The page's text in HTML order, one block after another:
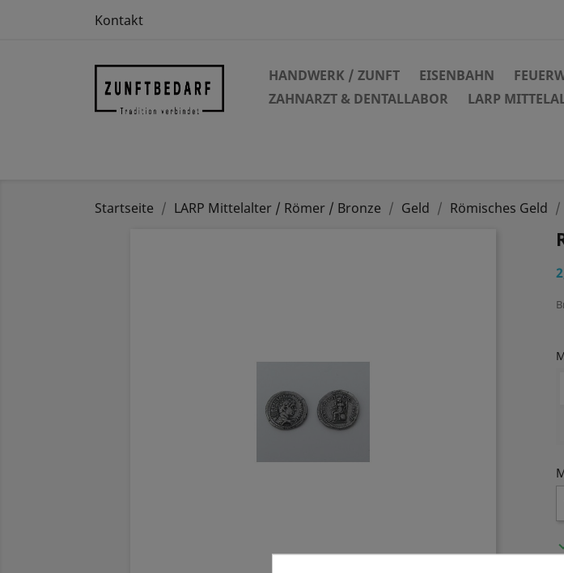
Kontakt
HANDWERK / ZUNFT EISENBAHN
ZAHNARZT & DENTALLABOR
LARP
Startseite LARP Mittelalter / Römer / Bronze Geld Römisches Geld